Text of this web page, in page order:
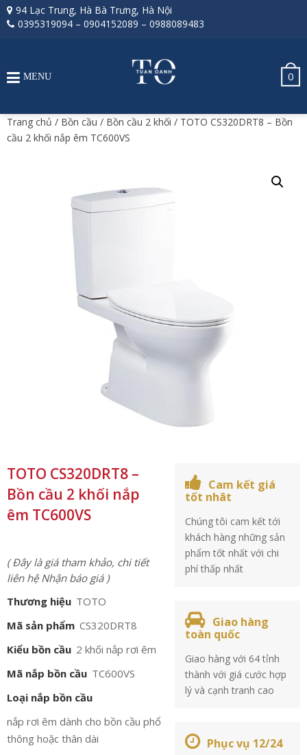
94 Lạc Trung, Hà Bà Trưng, Hà Nội
0395319094 – 0904152089 – 0988089483
0
MENU
Trang chủ / Bồn cầu / Bồn cầu 2 khối / TOTO CS320DRT8 – Bồn
cầu 2 khối nắp êm TC600VS
TOTO CS320DRT8 –
Bồn cầu 2 khối nắp
êm TC600VS
( Đây là giá tham khảo, chi tiết
liên hệ Nhận báo giá )
Thương hiệu TOTO
Mã sản phẩm CS320DRT8
Kiểu bồn cầu 2 khối nắp rơi êm
Mã nắp bồn cầu TC600VS
Loại nắp bồn cầu
nắp rơi êm dành cho bồn cầu phổ
thông hoặc thân dài
Cam kết giá
tốt nhât
Chúng tôi cam kết tới
khách hàng những sản
phẩm tốt nhất với chi
phí thấp nhất
Giao hàng
toàn quốc
Giao hàng với 64 tỉnh
thành với giá cước hợp
lý và cạnh tranh cao
Phục vụ 12/24